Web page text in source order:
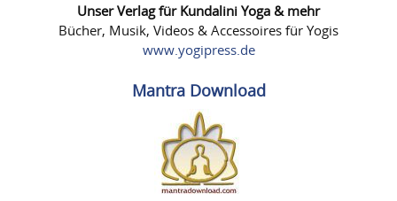
Unser Verlag für Kundalini Yoga & mehr
Bücher, Musik, Videos & Accessoires für Yogis
www.yogipress.de
Mantra Download